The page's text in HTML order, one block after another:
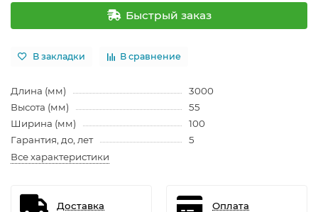
Быстрый заказ
В закладки В сравнение
Длина (мм)
3000
Высота (мм)
55
Ширина (мм)
100
Гарантия, до, лет
5
Все характеристики
Доставка Оплата